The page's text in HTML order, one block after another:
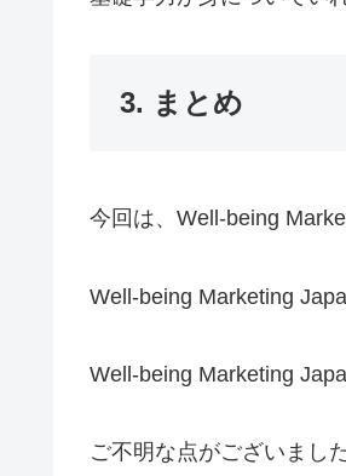
3. まとめ
今回は、Well-being
Well-being Marketing
Well-being Marketing
ご不明な点がございまし